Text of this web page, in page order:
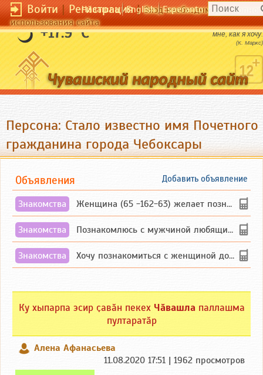
Войти|Регистрация|Вход необходим для
использования сайта
Чӑвашла English Esperanto
+17.9 °C
Они [книги] - мои рабы и должны служить
мне, как я хочу.
(К. Маркс)
Персона: Стало известно имя Почетного
гражданина города Чебоксары
Добавить объявление
Объявления
Знакомства Женщина (65 -162-63) желает познакомиться с одиноким, добродушным, без вредных ...
Знакомства Познакомлюсь с мужчиной любящим танцевать и петь на родном чувашском языке
Знакомства Хочу познакомиться с женщиной до 55 лет чувашской или русской национальности дл...
Ку хыпарпа эсир ҫавӑн пекех Чӑвашла паллашма
пултаратӑр
Алена Афанасьева
11.08.2020 17:51 | 1962 просмотров